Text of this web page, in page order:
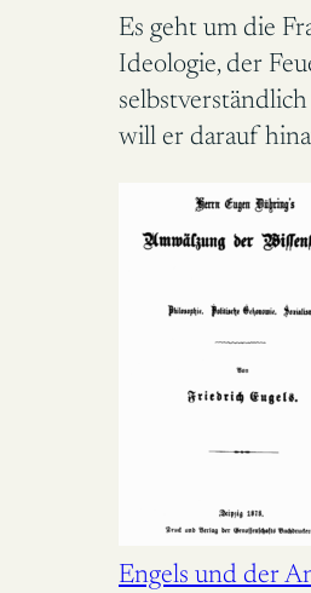
Es geht um die
Ideologie, der
will er darauf
Engels und der